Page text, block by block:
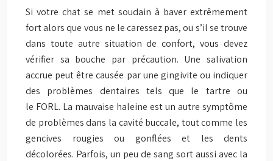
Si votre chat se met soudain à baver extrêmement
fort alors que vous ne le caressez pas, ou s’il se trouve
dans toute autre situation de confort, vous devez
vérifier sa bouche par précaution. Une salivation
accrue peut être causée par une gingivite ou indiquer
des problèmes dentaires tels que le tartre ou
le FORL. La mauvaise haleine est un autre symptôme
de problèmes dans la cavité buccale, tout comme les
gencives rougies ou gonflées et les dents
décolorées. Parfois, un peu de sang sort aussi avec la